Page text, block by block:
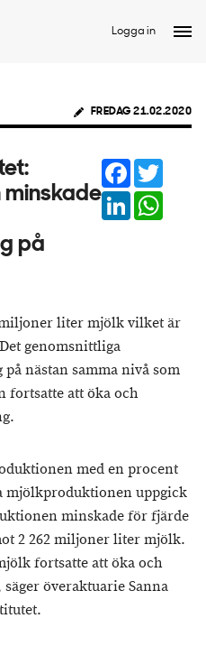
Logga in
FREDAG 21.02.2020
på
Facebook
LinkedIn
miljoner liter mjölk vilket är
genomsnittliga
nästan samma nivå som
fortsatte att öka och
med en procent
mjölkproduktionen uppgick
minskade för fjärde
2 262 miljoner liter mjölk.
fortsatte att öka och
överaktuarie Sanna